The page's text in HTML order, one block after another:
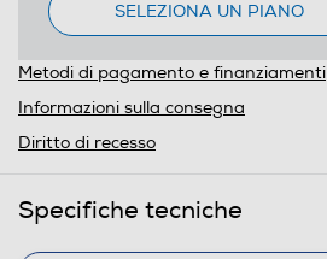
SELEZIONA UN PIANO
Metodi di pagamento e finanziamenti
Informazioni sulla consegna
Diritto di recesso
Specifiche tecniche